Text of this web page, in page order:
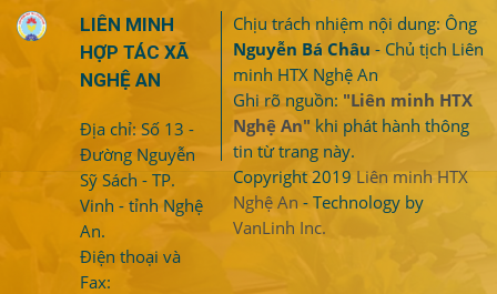
LIÊN MINH
HỢP TÁC XÃ
NGHỆ AN
Địa chỉ: Số 13 -
Đường Nguyễn
Sỹ Sách - TP.
Vinh - tỉnh Nghệ
An.
Điện thoại và
Fax:
Chịu trách nhiệm nội dung: Ông
Nguyễn Bá Châu - Chủ tịch Liên
minh HTX Nghệ An
Ghi rõ nguồn: "Liên minh HTX
Nghệ An" khi phát hành thông
tin từ trang này.
Copyright 2019 Liên minh HTX
Nghệ An - Technology by
VanLinh Inc.